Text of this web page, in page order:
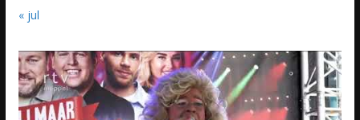
« jul